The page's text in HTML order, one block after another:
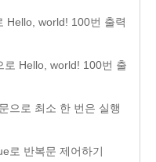
Hello, world! 100번 출력
로 Hello, world! 100번 출
으로 최소 한 번은 실행
로 반복문 제어하기